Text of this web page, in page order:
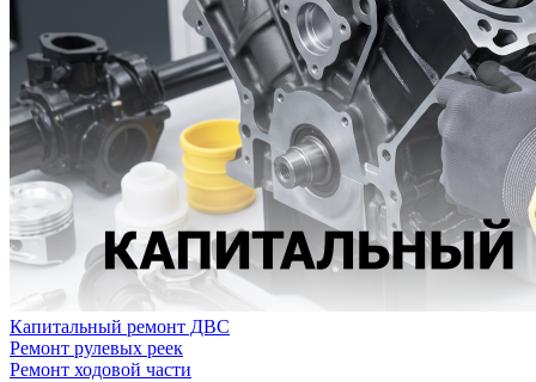
Капитальный ремонт ДВС
Ремонт рулевых реек
Ремонт ходовой части